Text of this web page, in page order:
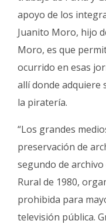
apoyo de los
Juanito Moro, hijo
Moro, es que
ocurrido en esas
allí donde adquiere
la piratería.
“Los grandes
preservación de
segundo de
Rural de 1980,
prohibida para
televisión pública.